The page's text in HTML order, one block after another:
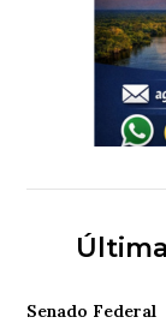
Senado Federal